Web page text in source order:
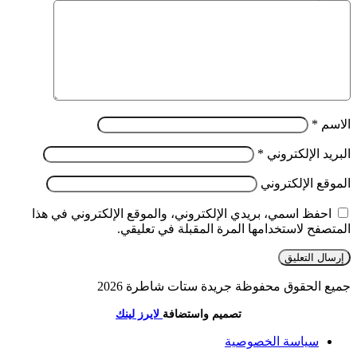
الاسم *
البريد الإلكتروني *
الموقع الإلكتروني
احفظ اسمي، بريدي الإلكتروني، والموقع الإلكتروني في هذا
المتصفح لاستخدامها المرة المقبلة في تعليقي.
جميع الحقوق محفوظة جريدة ستات شاطرة 2026
تصميم واستضافة لايرز لينك
سياسة الخصوصية